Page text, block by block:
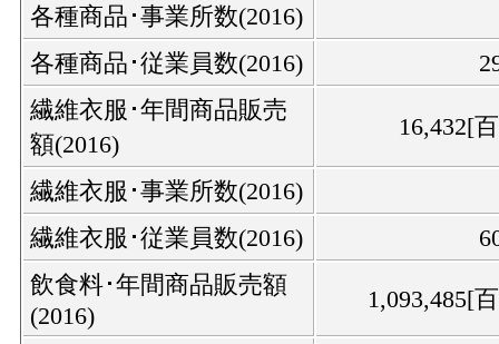
各種商品･事業所数(2016)
各種商品･従業員数(2016)
繊維衣服･年間商品販売
額(2016)
16,432[
繊維衣服･事業所数(2016)
繊維衣服･従業員数(2016)
飲食料･年間商品販売額
(2016)
1,093,485[